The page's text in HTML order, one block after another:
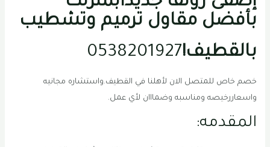
بأفضل مقاول ترميم وتشطيب
بالقطيف!0538201927
خصم خاص للمتصل الان لأهلنا في القطيف.واستشاره مجانيه
واسعاررخيصه ومناسبه وضمااان لأي عمل.
المقدمه: